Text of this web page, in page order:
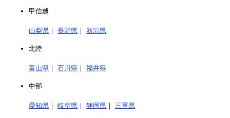
甲信越
山梨県 ｜長野県 ｜ 新潟県
北陸
富山県 ｜石川県 ｜福井県
中部
愛知県 ｜岐阜県 ｜静岡県 ｜ 三重県